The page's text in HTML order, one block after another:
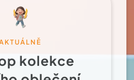
kolekce